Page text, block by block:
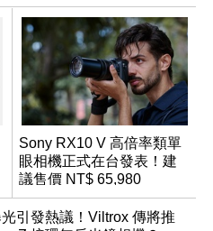
Sony RX10 V 高倍率類單
眼相機正式在台發表！建
議售價 NT$ 65,980
引發熱議！Viltrox 傳將推